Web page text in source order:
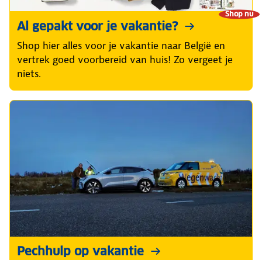
Shop nu
Al gepakt voor je vakantie?
Shop hier alles voor je vakantie naar België en
vertrek goed voorbereid van huis! Zo vergeet je
niets.
Pechhulp op vakantie